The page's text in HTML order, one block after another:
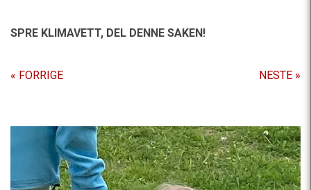
SPRE KLIMAVETT, DEL DENNE SAKEN!
« FORRIGE NESTE »